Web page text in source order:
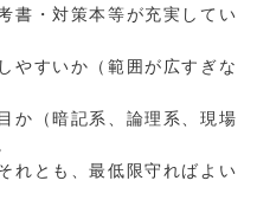
書・対策本等が充実してい
やすいか（範囲が広すぎな
か（暗記系、論理系、現場
れとも、最低限守ればよい